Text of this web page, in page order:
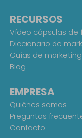
RECURSOS
Vídeo cápsulas de
Diccionario de
Guías de
Blog
EMPRESA
Quiénes somos
Preguntas
Contacto